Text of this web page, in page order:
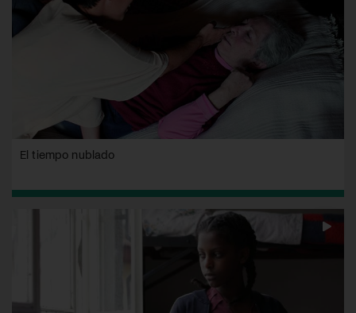
El tiempo nublado